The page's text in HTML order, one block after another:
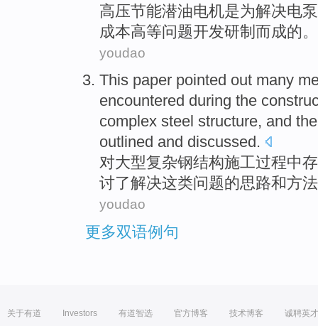
高压节能潜油电机是为解决电泵
成本高等问题开发研制而成的。
youdao
This paper pointed out many
encountered during the
complex steel structure, and
outlined and discussed .
对大型复杂钢结构施工过程中
讨了解决这类问题的思路和方法
youdao
更多双语例句
关于有道 Investors 有道智选 官方博客 技术博客 诚聘英才